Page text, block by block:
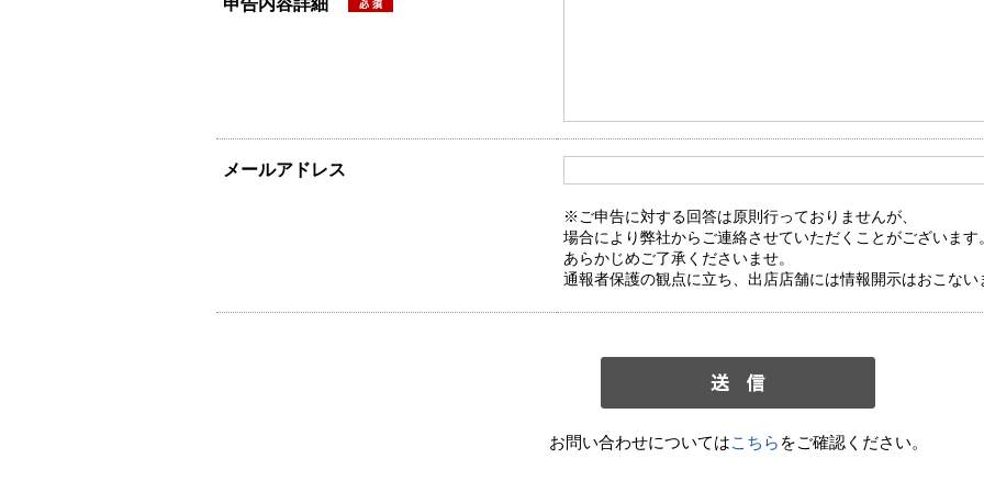
申告内容詳細
メールアドレス
※ご申告に対する回答は原則行っておりませんが、
場合により弊社からご連絡させていただくことがございます。
あらかじめご了承くださいませ。
通報者保護の観点に立ち、出店店舗には情報開示はおこない
お問い合わせについてはこちら をご確認ください。